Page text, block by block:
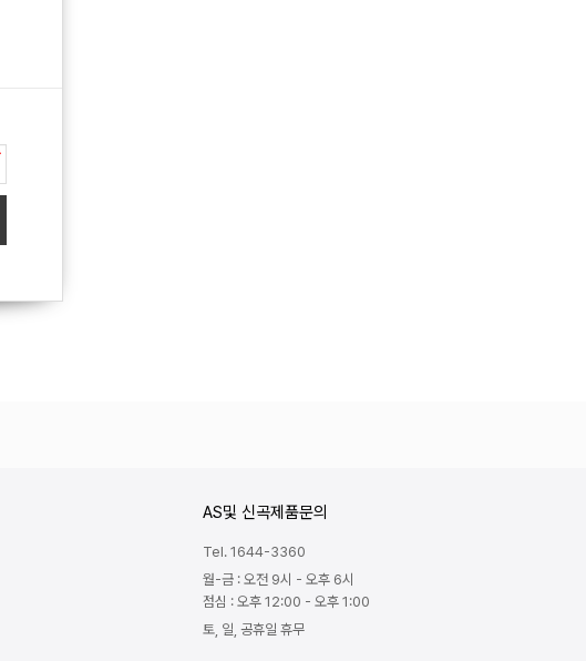
AS및 신곡제품문의
Tel. 1644-3360
월-금 : 오전 9시 - 오후 6시
점심 : 오후 12:00 - 오후 1:00
토, 일, 공휴일 휴무